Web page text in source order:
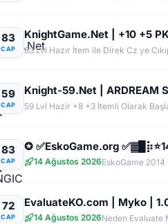
83
CAP
83 Lvl Hazır İtem ile Direk Cz ye
59
CAP
Knight-59.Net | ARDREAM
59 Lvl Hazir +8 +3 İtemli Olarak
83
CAP 14 Ağustos 2026
72
CAP
EvaluateKO.com | Myko |
14 Ağustos 2026